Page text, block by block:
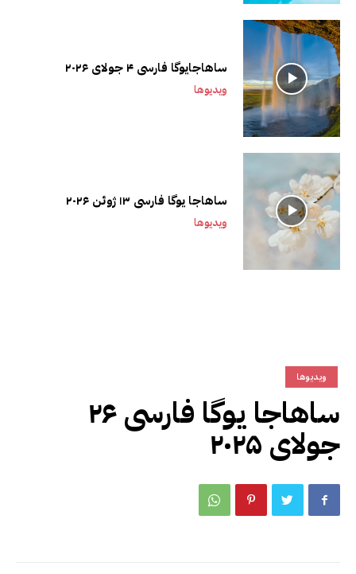
ساهاجایوگا فارسی ۴ جولای ۲۰۲۶
ویدیوها
ساهاجا یوگا فارسی ۱۳ ژوئن ۲۰۲۶
ویدیوها